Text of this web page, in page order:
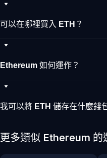
可以在哪裡買入 ETH？
Ethereum 如何運作？
我可以將 ETH 儲存在什麼錢
更多類似 Ethereum 的